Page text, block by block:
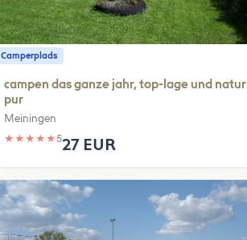
Camperplads
campen das ganze jahr, top-lage und natur
pur
Meiningen
★ ★ ★ ★ ★527 EUR